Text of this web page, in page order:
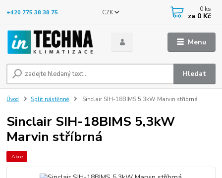
Menu
CZK
Hledat
+420 775 38 38 75 0 ks
za 0 Kč
Úvod Split nástěnné Sinclair SIH-18BIMS 5,3kW Marvin stříbrná
Sinclair SIH-18BIMS 5,3kW
Marvin stříbrná
Akce